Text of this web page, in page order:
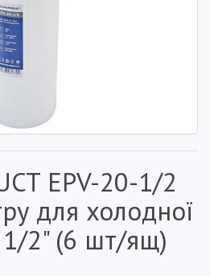
EPV-20-1/2
для холодної
2" (6 шт/ящ)